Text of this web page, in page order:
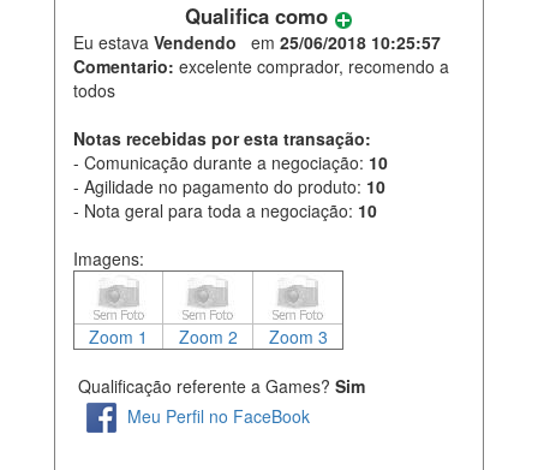
Qualifica como
Eu estava Vendendo em 25/06/2018 10:25:57
Comentario: excelente comprador, recomendo a
todos
Notas recebidas por esta transação:
- Comunicação durante a negociação: 10
- Agilidade no pagamento do produto: 10
- Nota geral para toda a negociação: 10
Imagens:
Zoom 1 Zoom 2 Zoom 3
Qualificação referente a Games? Sim
Meu Perfil no FaceBook